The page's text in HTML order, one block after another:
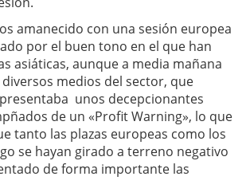
amanecido con una sesión europea
por el buen tono en el que han
asiáticas, aunque a media mañana
medios del sector, que
unos decepcionantes
de un «Profit Warning», lo que
tanto las plazas europeas como los
se hayan girado a terreno negativo
de forma importante las